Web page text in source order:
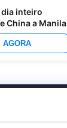
dia inteiro
China a Manila
AGORA